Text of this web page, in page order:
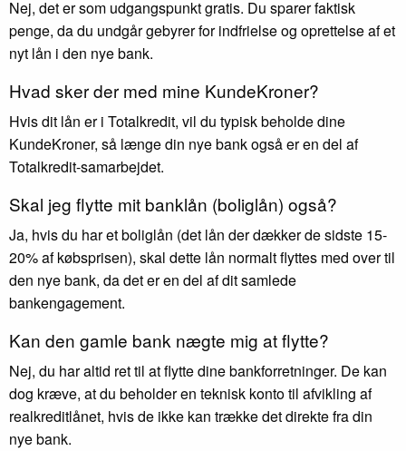
Nej, det er som udgangspunkt gratis. Du sparer faktisk
penge, da du undgår gebyrer for indfrielse og oprettelse af et
nyt lån i den nye bank.
Hvad sker der med mine KundeKroner?
Hvis dit lån er i Totalkredit, vil du typisk beholde dine
KundeKroner, så længe din nye bank også er en del af
Totalkredit-samarbejdet.
Skal jeg flytte mit banklån (boliglån) også?
Ja, hvis du har et boliglån (det lån der dækker de sidste 15-
20% af købsprisen), skal dette lån normalt flyttes med over til
den nye bank, da det er en del af dit samlede
bankengagement.
Kan den gamle bank nægte mig at flytte?
Nej, du har altid ret til at flytte dine bankforretninger. De kan
dog kræve, at du beholder en teknisk konto til afvikling af
realkreditlånet, hvis de ikke kan trække det direkte fra din
nye bank.